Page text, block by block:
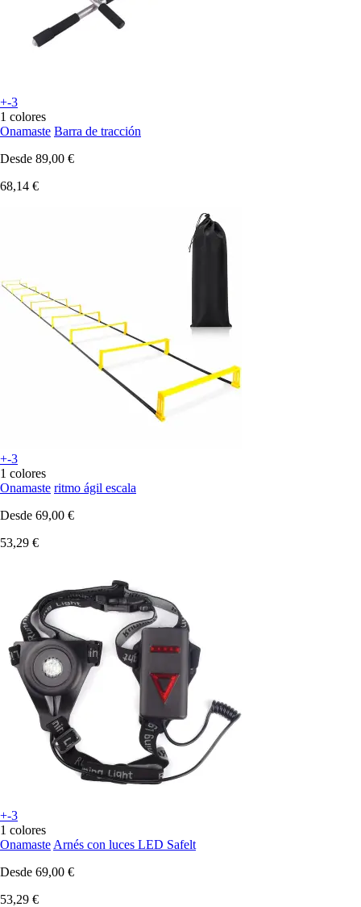
+-3
1 colores
Onamaste Barra de tracción
Desde 89,00 €
68,14 €
+-3
1 colores
Onamaste ritmo ágil escala
Desde 69,00 €
53,29 €
+-3
1 colores
Onamaste Arnés con luces LED Safelt
Desde 69,00 €
53,29 €